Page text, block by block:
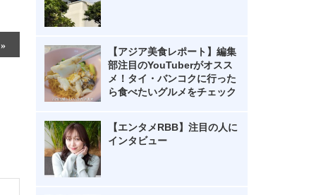
【アジア美食レポート】編集
部注目のYouTuberがオスス
メ！タイ・バンコクに行った
ら食べたいグルメをチェック
【エンタメRBB】注目の人に
インタビュー